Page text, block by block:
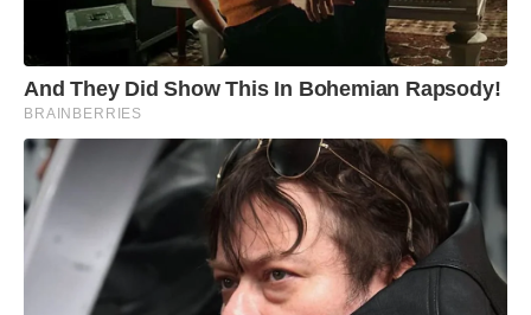
And They Did Show This In Bohemian Rapsody!
BRAINBERRIES